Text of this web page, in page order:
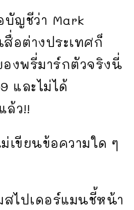
ญชีว่า Mark
อต่างประเทศก็
งพรี่มาร์กตัวจริงนี่
และไม่ได้
ล้ว!!
เขียนข้อความใด ๆ
ไปเดอร์แมนชี้หน้า